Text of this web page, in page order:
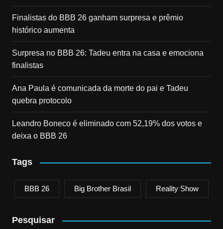
Finalistas do BBB 26 ganham surpresa e prêmio
histórico aumenta
Surpresa no BBB 26: Tadeu entra na casa e emociona
finalistas
Ana Paula é comunicada da morte do pai e Tadeu
quebra protocolo
Leandro Boneco é eliminado com 52,19% dos votos e
deixa o BBB 26
Tags
BBB 26 Big Brother Brasil Reality Show
Pesquisar